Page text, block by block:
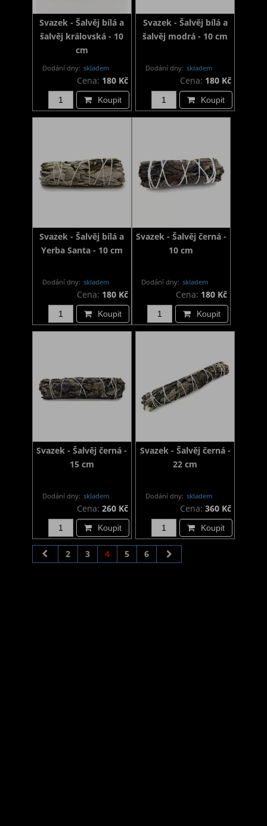
Svazek - Šalvěj bílá a
šalvěj královská - 10
cm
Dodání dny: skladem
Cena: 180 Kč
Koupit
Svazek - Šalvěj bílá a
šalvěj modrá - 10 cm
Dodání dny: skladem
Cena: 180 Kč
Koupit
Svazek - Šalvěj bílá a
Yerba Santa - 10 cm
Dodání dny: skladem
Cena: 180 Kč
Koupit
Svazek - Šalvěj černá -
10 cm
Dodání dny: skladem
Cena: 180 Kč
Koupit
Svazek - Šalvěj černá -
15 cm
Dodání dny: skladem
Cena: 260 Kč
Koupit
Svazek - Šalvěj černá -
22 cm
Dodání dny: skladem
Cena: 360 Kč
Koupit
2 3 4 5 6